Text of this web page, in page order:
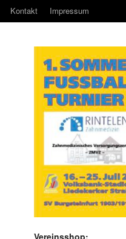
Kontakt Impressum